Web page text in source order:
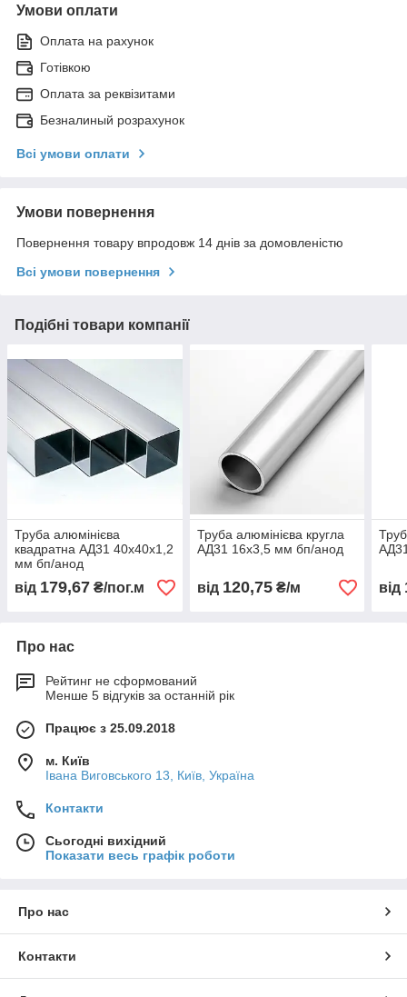
Умови оплати
Оплата на рахунок
Готівкою
Оплата за реквізитами
Безналиный розрахунок
Всі умови оплати
Умови повернення
Повернення товару впродовж 14 днів за домовленістю
Всі умови повернення
Подібні товари компанії
Труба алюмінієва
квадратна АД31 40х40х1,2
мм бп/анод
від 179,67 ₴/пог.м
Труба алюмінієва кругла
АД31 16х3,5 мм бп/анод
від 120,75₴/м від
Про нас
Рейтинг не сформований
Менше 5 відгуків за останній рік
Працює з 25.09.2018
м. Київ
Івана Виговського 13, Київ, Україна
Контакти
Сьогодні вихідний
Показати весь графік роботи
Про нас
Контакти